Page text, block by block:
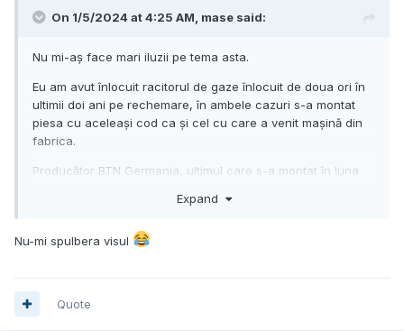
On 1/5/2024 at 4:25 AM, mase said:
Nu mi-aș face mari iluzii pe tema asta.
Eu am avut înlocuit racitorul de gaze înlocuit de doua ori în
ultimii doi ani pe rechemare, în ambele cazuri s-a montat
piesa cu aceleași cod ca și cel cu care a venit mașină din
fabrica.
Producător BTN Germania, ultimul care s-a montat în luna
Expand
Nu-mi spulbera visul
Quote